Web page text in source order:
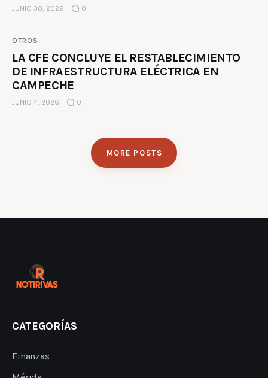
JUNIO 30, 2026 0
OTROS
LA CFE CONCLUYE EL RESTABLECIMIENTO
DE INFRAESTRUCTURA ELÉCTRICA EN
CAMPECHE
JUNIO 4, 2026 0
MORE POSTS
CATEGORÍAS
Finanzas